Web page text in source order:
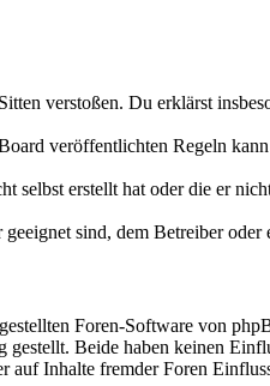
verstoßen. Du erklärst
veröffentlichten Regeln
erstellt hat oder die er
sind, dem Betreiber
Foren-Software von
Beide haben keinen
auf Inhalte fremder Foren